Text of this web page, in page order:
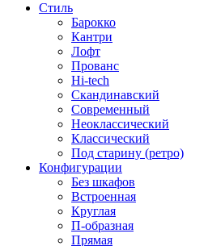
Стиль
Барокко
Кантри
Лофт
Прованс
Hi-tech
Скандинавский
Современный
Неоклассический
Классический
Под старину (ретро)
Конфигурации
Без шкафов
Встроенная
Круглая
П-образная
Прямая